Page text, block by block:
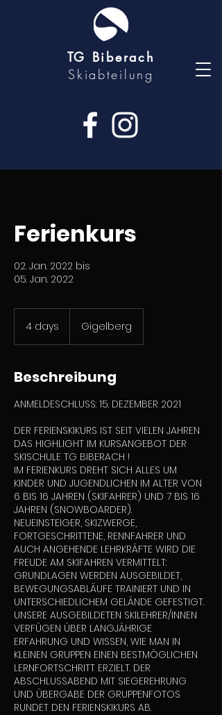
TG Biberach
Skiabteilung
Ferienkurs
02. Jan. 2022 bis
05. Jan. 2022
4 days
s
Gigelberg
Beschreibung
ANMELDESCHLUSS: 15. DEZEMBER 2021
DER FERIENSKIKURS IST SEIT VIELEN JAHREN
DAS HIGHLIGHT IM KURSANGEBOT DER
SKISCHULE TG BIBERACH !
IM FERIENKURS DREHT SICH ALLES UM
KINDER UND JUGENDLICHEN IM ALTER VON
6 BIS 16 JAHREN (SKIFAHRER) UND 7 BIS 16
JAHREN (SNOWBOARDER).
NEUEINSTEIGER, SKIZWERGE,
FORTGESCHRITTENE, RENNFAHRER UND
AUCH ANGEHENDE LEHRKRÄFTE WIRD DIE
FREUDE AM SKIFAHREN VERMITTELT:
GRUNDLAGEN WERDEN AUSGEBILDET,
BEWEGUNGSABLÄUFE TRAINIERT UND IN
UNTERSCHIEDLICHEM GELÄNDE GEFESTIGT.
UNSERE AUSGEBILDETEN SKILEHRER/INNEN
VERFÜGEN ÜBER LANGJÄHRIGE
ERFAHRUNG UND WISSEN, WIE MAN IN
KLEINEN GRUPPEN EINEN BESTMÖGLICHEN
LERNFORTSCHRITT ERZIELT. DER
ABSCHLUSSABEND MIT SIEGEREHRUNG
UND ÜBERGABE DER GRUPPENFOTOS
RUNDET DEN FERIENSKIKURS AB.